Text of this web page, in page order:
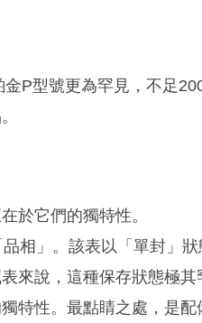
P型號更為罕見，不足
於它們的獨特性。
相」。該表以「單封」
來說，這種保存狀態極其
特性。最點睛之處，是